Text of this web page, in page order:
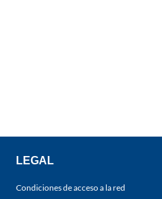
LEGAL
Condiciones de acceso a la red